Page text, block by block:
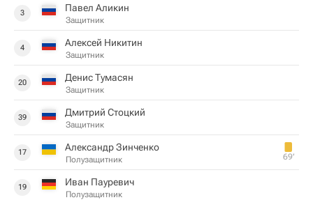
3 Павел Аликин
Защитник
4 Алексей Никитин
Защитник
20 Денис Тумасян
Защитник
39 Дмитрий Стоцкий
Защитник
17 Александр Зинченко
Полузащитник 69‎’‎
19 Иван Пауревич
Полузащитник